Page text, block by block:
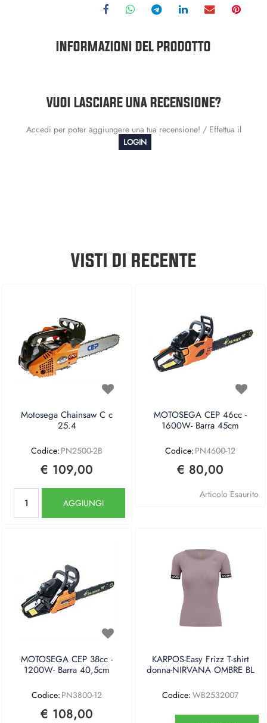
INFORMAZIONI DEL PRODOTTO
VUOI LASCIARE UNA RECENSIONE?
Accedi per poter aggiungere una tua recensione! / Effettua il
LOGIN
VISTI DI RECENTE
Motosega Chainsaw C c
25.4
Codice: PN2500-2B
€ 109,00
AGGIUNGI
MOTOSEGA CEP 46cc -
1600W- Barra 45cm
Codice: PN4600-12
€ 80,00
Articolo Esaurito
MOTOSEGA CEP 38cc -
1200W- Barra 40,5cm
Codice: PN3800-12
€ 108,00
KARPOS-Easy Frizz T-shirt
donna-NIRVANA OMBRE BL
Codice: WB2532007